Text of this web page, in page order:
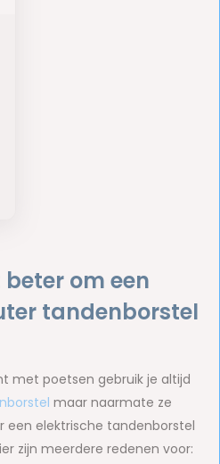
om een
tandenborstel
met poetsen gebruik je altijd
maar naarmate ze
een elektrische tandenborstel
zijn meerdere redenen voor: